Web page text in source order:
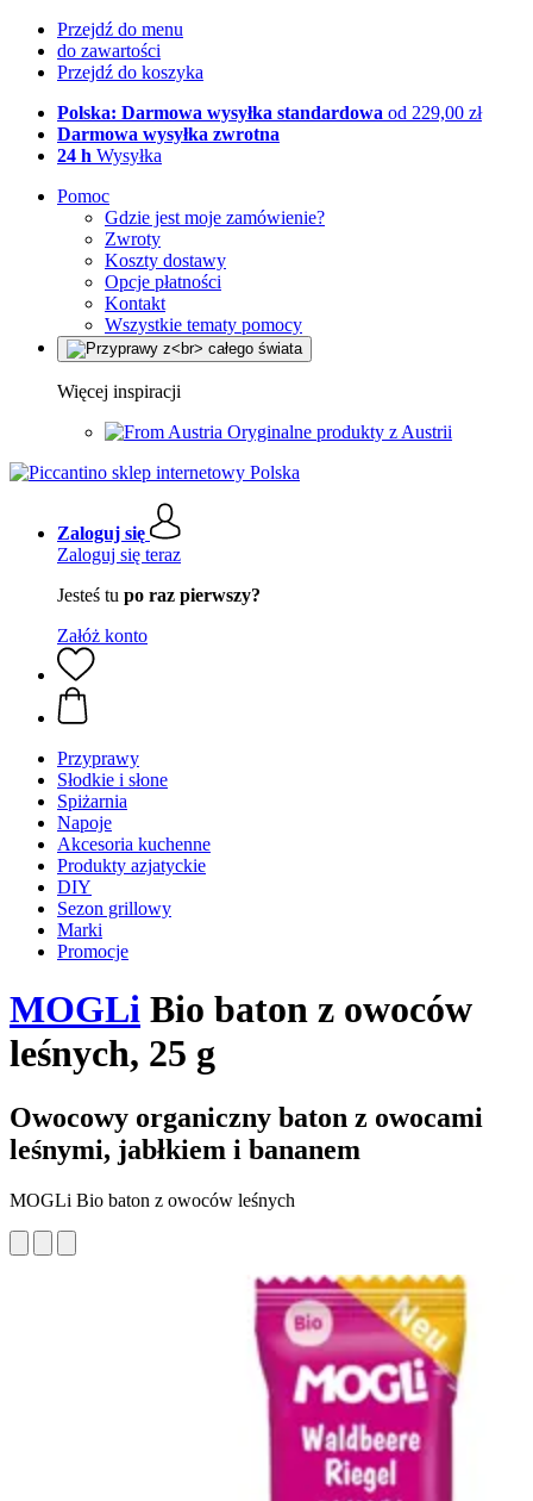
Przejdź do menu
do zawartości
Przejdź do koszyka
Polska: Darmowa wysyłka standardowa od 229,00 zł
Darmowa wysyłka zwrotna
24 h Wysyłka
Pomoc
Gdzie jest moje zamówienie?
Zwroty
Koszty dostawy
Opcje płatności
Kontakt
Wszystkie tematy pomocy
Więcej inspiracji
Oryginalne produkty z Austrii
Zaloguj się
Zaloguj się teraz
Jesteś tu po raz pierwszy?
Załóż konto
Przyprawy
Słodkie i słone
Spiżarnia
Napoje
Akcesoria kuchenne
Produkty azjatyckie
DIY
Sezon grillowy
Marki
Promocje
MOGLi Bio baton z owoców
leśnych, 25 g
Owocowy organiczny baton z owocami
leśnymi, jabłkiem i bananem
MOGLi Bio baton z owoców leśnych